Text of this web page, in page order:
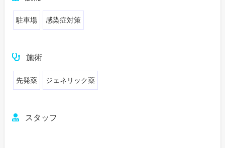
駐車場 感染症対策
施術
先発薬 ジェネリック薬
スタッフ